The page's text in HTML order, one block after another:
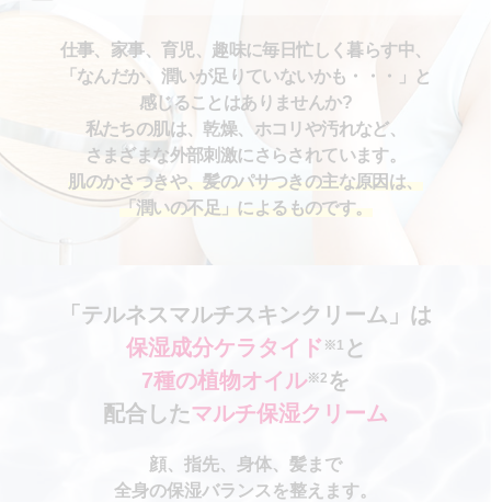
仕事、家事、育児、趣味に毎日忙しく暮らす中、
「なんだか、潤いが足りていないかも・・・」と
感じることはありませんか?
私たちの肌は、乾燥、ホコリや汚れなど、
さまざまな外部刺激にさらされています。
肌のかさつきや、髪のパサつきの主な原因は、
「潤いの不足」によるものです。
「テルネスマルチスキンクリーム」は
保湿成分ケラタイド ※1 と
7種の植物オイル※2 を
配合したマルチ保湿クリーム
顔、指先、身体、髪まで
全身の保湿バランスを整えます。